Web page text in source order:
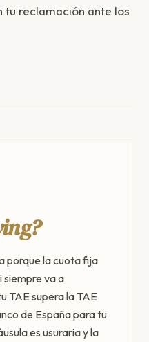
tu reclamación ante los
porque la cuota fija
siempre va a
TAE supera la TAE
de España para tu
es usuraria y la